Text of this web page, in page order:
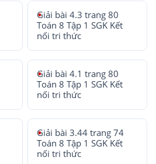
Giải bài 4.3 trang 80
Toán 8 Tập 1 SGK Kết
nối tri thức
Giải bài 4.1 trang 80
Toán 8 Tập 1 SGK Kết
nối tri thức
Giải bài 3.44 trang 74
Toán 8 Tập 1 SGK Kết
nối tri thức